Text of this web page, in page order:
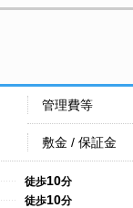
管理費等
敷金 / 保証金
徒歩10分
徒歩10分